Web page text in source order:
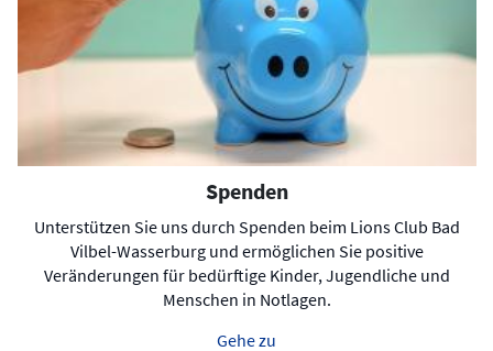
Spenden
Unterstützen Sie uns durch Spenden beim Lions Club Bad
Vilbel-Wasserburg und ermöglichen Sie positive
Veränderungen für bedürftige Kinder, Jugendliche und
Menschen in Notlagen.
Gehe zu